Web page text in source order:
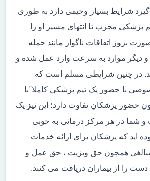
گیرد شرایط بسیار وخیمی دارد به طوری
پزشکی مجرب تا انتهای مسیر او را
بروز اتفاقات ناگوار مانند حمله
دیگر موارد به سرعت وارد عمل شده و
در چنین شرایطی مسلم است که
با حضور یک تیم پزشکی کاملا ًبا
حضور پزشکان تفاوت دارد؛ این نیز یک
شما در هر مرکز درمانی به خوبی
اید که پزشکان برای ارائه خدمات
همچون حق ویزیت ، حق عمل و
دست را از بیماران دریافت می کنند.